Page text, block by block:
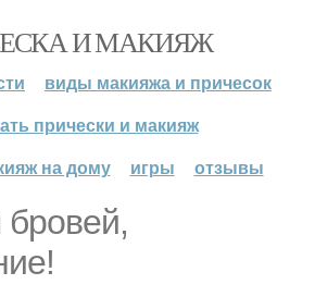
И МАКИЯЖ
виды макияжа и причесок
прически и макияж
на дому
игры отзывы
бровей,